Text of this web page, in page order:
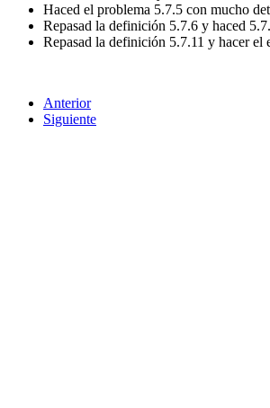
Haced el problema 5.7.5 con mucho
Repasad la definición 5.7.6 y haced
Repasad la definición 5.7.11 y hacer el
Anterior
Siguiente